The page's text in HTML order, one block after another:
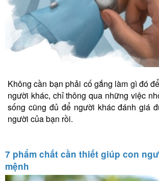
Không cần bạn phải cố gắng làm gì đó
người khác, chỉ thông qua những việc
sống cũng đủ để người khác đánh giá
người của bạn rồi.
7 phẩm chất cần thiết giúp con
mệnh